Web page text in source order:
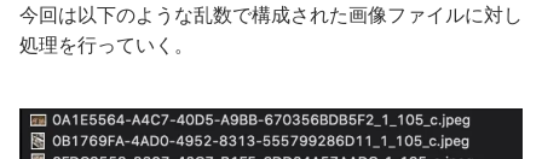
今回は以下のような乱数で構成された画像ファイルに対し
処理を行っていく。